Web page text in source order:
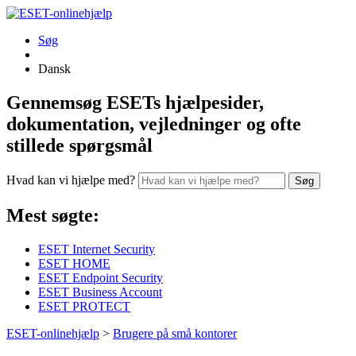
Søg
Dansk
Gennemsøg ESETs hjælpesider,
dokumentation, vejledninger og ofte
stillede spørgsmål
Hvad kan vi hjælpe med? Søg
Mest søgte:
ESET Internet Security
ESET HOME
ESET Endpoint Security
ESET Business Account
ESET PROTECT
ESET-onlinehjælp > Brugere på små kontorer